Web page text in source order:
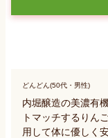
どんどん(50代・男性)
内堀醸造の美濃有
トマッチするりん
用して体に優しく